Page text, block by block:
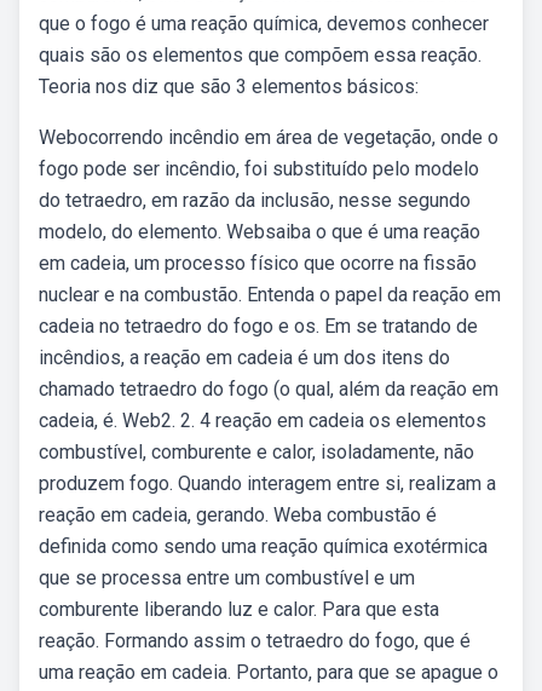
que o fogo é uma reação química, devemos conhecer
quais são os elementos que compõem essa reação.
Teoria nos diz que são 3 elementos básicos:
Webocorrendo incêndio em área de vegetação, onde o
fogo pode ser incêndio, foi substituído pelo modelo
do tetraedro, em razão da inclusão, nesse segundo
modelo, do elemento. Websaiba o que é uma reação
em cadeia, um processo físico que ocorre na fissão
nuclear e na combustão. Entenda o papel da reação em
cadeia no tetraedro do fogo e os. Em se tratando de
incêndios, a reação em cadeia é um dos itens do
chamado tetraedro do fogo (o qual, além da reação em
cadeia, é. Web2. 2. 4 reação em cadeia os elementos
combustível, comburente e calor, isoladamente, não
produzem fogo. Quando interagem entre si, realizam a
reação em cadeia, gerando. Weba combustão é
definida como sendo uma reação química exotérmica
que se processa entre um combustível e um
comburente liberando luz e calor. Para que esta
reação. Formando assim o tetraedro do fogo, que é
uma reação em cadeia. Portanto, para que se apague o